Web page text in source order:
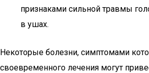
признаками сильной травмы
в ушах.
Некоторые болезни, симптомами
своевременного лечения могут